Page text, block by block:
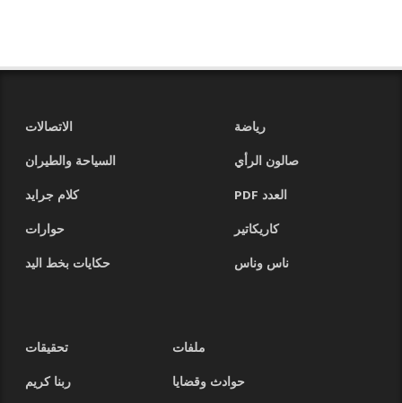
رياضة
الاتصالات
صالون الرأي
السياحة والطيران
العدد PDF
كلام جرايد
كاريكاتير
حوارات
ناس وناس
حكايات بخط اليد
ملفات
تحقيقات
حوادث وقضايا
ربنا كريم